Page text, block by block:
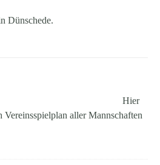
Dünschede.
Hier
Vereinsspielplan aller Mannschaften